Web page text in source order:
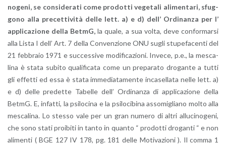
no­ge­ni, se con­si­de­ra­ti come pro­dot­ti ve­ge­ta­li ali­men­ta­ri, sfug­
go­no alla pre­cet­ti­vi­tà delle lett. a) e d) dell’ Or­di­nan­za per l’
ap­pli­ca­zio­ne della BetmG,la quale, a sua volta, deve con­for­mar­si
alla Lista I dell’ Art. 7 della Con­ven­zio­ne ONU sugli stu­pe­fa­cen­ti del
21 feb­bra­io 1971 e suc­ces­si­ve mo­di­fi­ca­zio­ni. In­ve­ce, p.e., la me­sca­
li­na è stata su­bi­to qua­li­fi­ca­ta come un pre­pa­ra­to dro­gan­te a tutti
gli ef­fet­ti ed essa è stata im­me­dia­ta­men­te in­ca­sel­la­ta nelle lett. a)
e d) delle pre­det­te Ta­bel­le dell’ Or­di­nan­za di ap­pli­ca­zio­ne della
BetmG. E, in­fat­ti, la psi­lo­ci­na e la psi­lo­ci­bi­na as­so­mi­glia­no molto alla
me­sca­li­na. Lo stes­so vale per un gran nu­me­ro di altri al­lu­ci­no­ge­ni,
che sono stati proi­bi­ti in tanto in quan­to “ pro­dot­ti dro­gan­ti “ e non
ali­men­ti ( BGE 127 IV 178, pg. 181 delle Mo­ti­va­zio­ni ). Il comma 1